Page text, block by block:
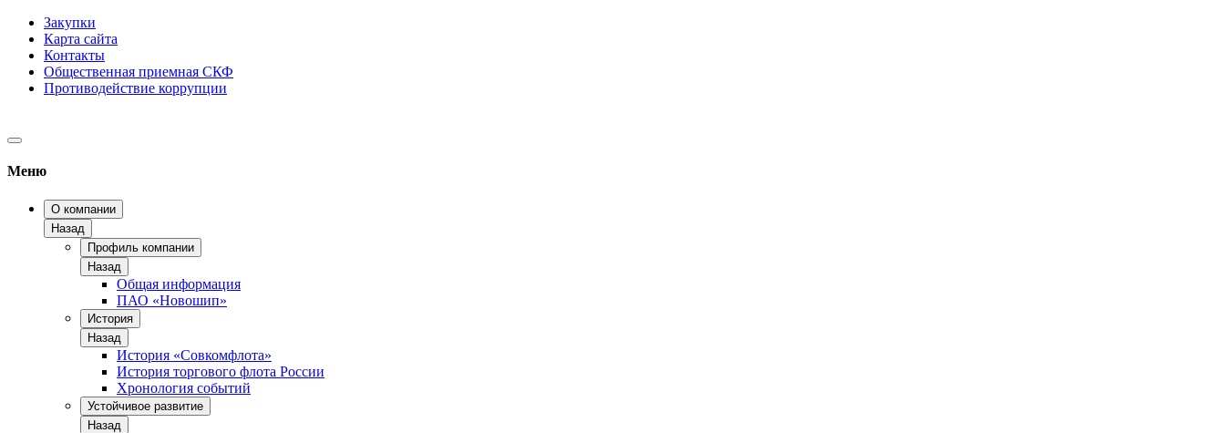
Закупки
Карта сайта
Контакты
Общественная приемная СКФ
Противодействие коррупции
Меню
О компании
Назад
Профиль компании
Назад
Общая информация
ПАО «Новошип»
История
Назад
История «Совкомфлота»
История торгового флота России
Хронология событий
Устойчивое развитие
Назад